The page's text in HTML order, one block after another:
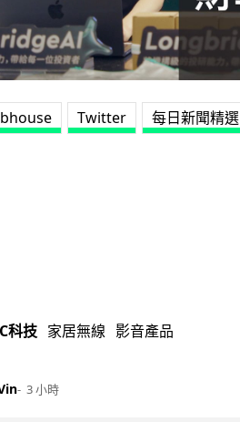
Twitter 每日新聞精選
科技 家居無線 影音產品
3 小時